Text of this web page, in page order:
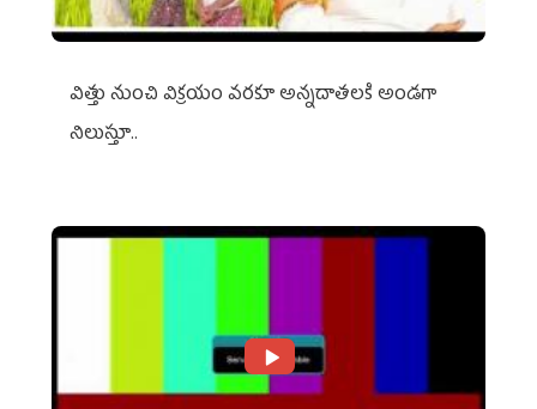
విత్తు నుంచి విక్రయం వరకూ అన్నదాతలకి అండగా
నిలుస్తూ..